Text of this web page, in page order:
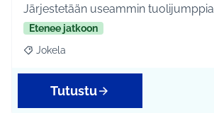
Järjestetään useammin tuolijumppia
Etenee jatkoon
Rajaa tulokset aihepiirin mukaan: Jokela
Jokela
Tutustu